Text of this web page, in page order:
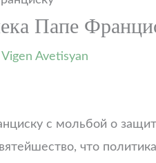
Папе
Vigen Avetisyan
с мольбой о
что